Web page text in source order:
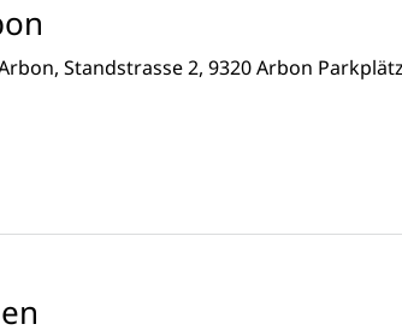
Standstrasse 2, 9320 Arbon